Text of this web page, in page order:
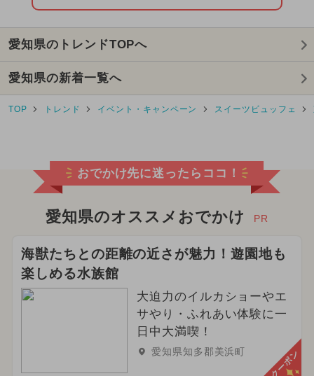
2026年8月のイベント
2025年10月のイベント
2026年4月のイベント
2026年5月のイベント
2025年9月のイベント
2025年8月のイベント
2025年5月のイベント
2025年4月のイベント クリスマス
2024年9月のイベント
2024年3月のイベント
愛知県のトレンドTOPへ
愛知県の新着一覧へ
TOP トレンド イベント・キャンペーン スイーツビュッフェ
おでかけ先に迷ったらココ！
愛知県のオススメおでかけ PR
海獣たちとの距離の近さが魅力！遊園地も
楽しめる水族館
大迫力のイルカショーやエ
サやり・ふれあい体験に一
日中大満喫！
愛知県知多郡美浜町 クーポン